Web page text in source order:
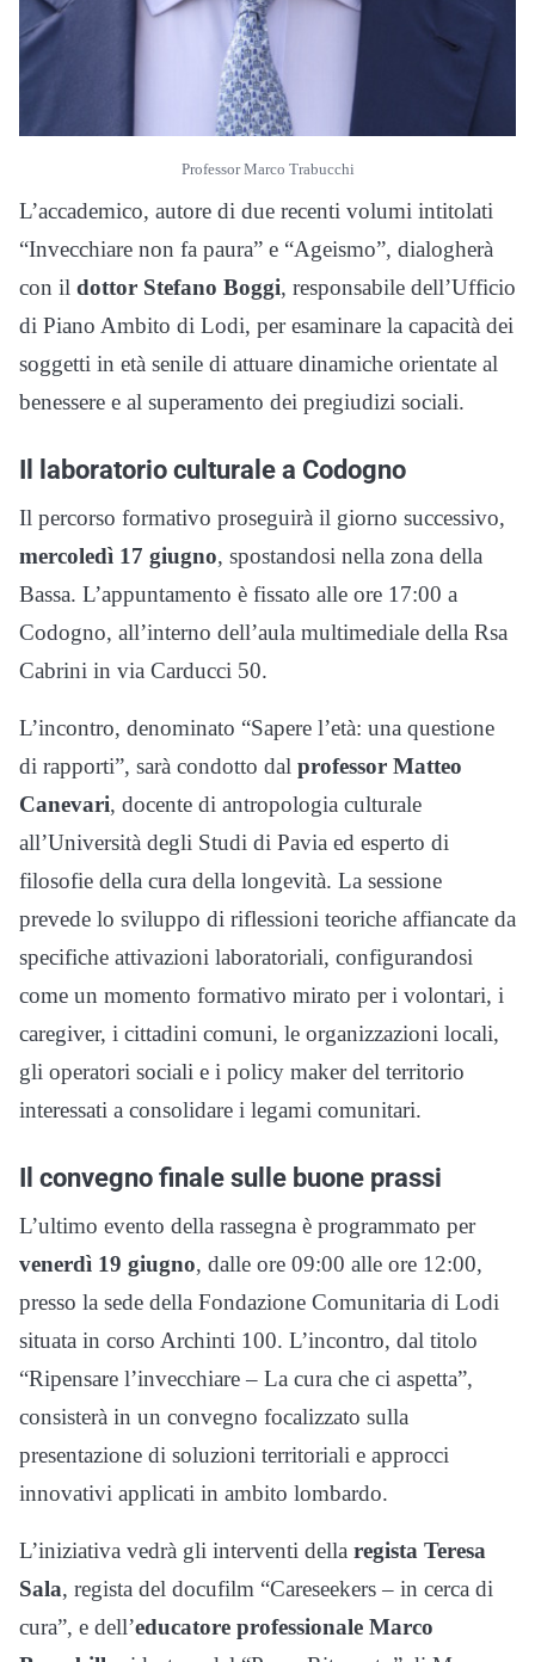
Professor Marco Trabucchi
L’accademico, autore di due recenti volumi intitolati
“Invecchiare non fa paura” e “Ageismo”, dialogherà
con il dottor Stefano Boggi, responsabile dell’Ufficio
di Piano Ambito di Lodi, per esaminare la capacità dei
soggetti in età senile di attuare dinamiche orientate al
benessere e al superamento dei pregiudizi sociali.
Il laboratorio culturale a Codogno
Il percorso formativo proseguirà il giorno successivo,
mercoledì 17 giugno, spostandosi nella zona della
Bassa. L’appuntamento è fissato alle ore 17:00 a
Codogno, all’interno dell’aula multimediale della Rsa
Cabrini in via Carducci 50.
L’incontro, denominato “Sapere l’età: una questione
di rapporti”, sarà condotto dal professor Matteo
Canevari, docente di antropologia culturale
all’Università degli Studi di Pavia ed esperto di
filosofie della cura della longevità. La sessione
prevede lo sviluppo di riflessioni teoriche affiancate da
specifiche attivazioni laboratoriali, configurandosi
come un momento formativo mirato per i volontari, i
caregiver, i cittadini comuni, le organizzazioni locali,
gli operatori sociali e i policy maker del territorio
interessati a consolidare i legami comunitari.
Il convegno finale sulle buone prassi
L’ultimo evento della rassegna è programmato per
venerdì 19 giugno, dalle ore 09:00 alle ore 12:00,
presso la sede della Fondazione Comunitaria di Lodi
situata in corso Archinti 100. L’incontro, dal titolo
“Ripensare l’invecchiare – La cura che ci aspetta”,
consisterà in un convegno focalizzato sulla
presentazione di soluzioni territoriali e approcci
innovativi applicati in ambito lombardo.
L’iniziativa vedrà gli interventi della regista Teresa
Sala, regista del docufilm “Careseekers – in cerca di
cura”, e dell’educatore professionale Marco